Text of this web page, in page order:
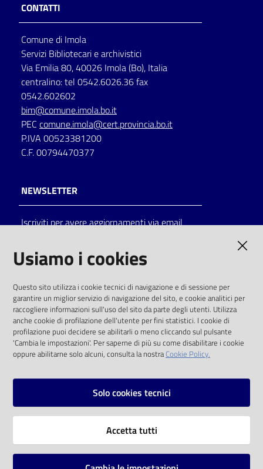
lettura
Seguici
su
Catalogo
Eventi
Chiedi al
bibliotecario
Avvisi
CONTATTI
Comune di Imola
Servizi Bibliotecari e archivistici
Via Emilia 80, 40026 Imola (Bo), Italia
centralino: tel 0542.6026.36 fax
0542.602602
bim@comune.imola.bo.it
PEC comune.imola@cert.provincia.bo.it
P.IVA 00523381200
C.F. 00794470377
NEWSLETTER
Iscriviti per avere aggiornamenti via email
solo alle condizioni previste dalla direttiva
comunitaria 2003/98/CE e dal d.lgs. 36/2006
SOCIAL
Instagram
Vai alla pagina
Usiamo i cookies
Questo sito utilizza i cookie tecnici di navigazione e di sessione per
garantire un miglior servizio di navigazione del sito, e cookie analitici per
raccogliere informazioni sull'uso del sito da parte degli utenti. Utilizza
anche cookie di profilazione dell'utente per fini statistici. I cookie di
profilazione puoi decidere se abilitarli o meno cliccando sul pulsante
'Cambia le impostazioni'. Per saperne di più su come disabilitare i cookie
oppure abilitarne solo alcuni, consulta la nostraCookie Policy.
Solo cookies tecnici
Accetta tutti